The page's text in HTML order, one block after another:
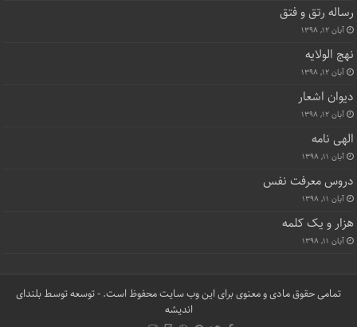
رساله رتق و فتق
آبان ۱۲, ۱۳۹۸
نهج الولایه
آبان ۱۲, ۱۳۹۸
دیوان اشعار
آبان ۱۲, ۱۳۹۸
الهی نامه
آبان ۱۱, ۱۳۹۸
دروس معرفت نفس
آبان ۱۱, ۱۳۹۸
هزار و یک کلمه
آبان ۱۱, ۱۳۹۸
تمامی حقوق مادی و معنوی برای این وب سایت محفوظ است. - توسعه توسطبلندای
اندیشه